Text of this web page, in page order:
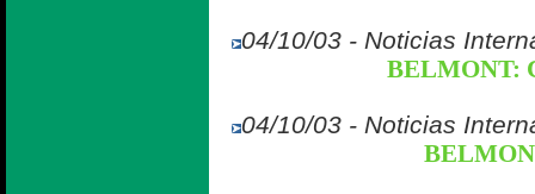
04/10/03 - Noticias
BELMONT:
04/10/03 - Noticias